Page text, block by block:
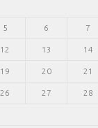
5 6 7
12 13 14
19 20 21
26 27 28